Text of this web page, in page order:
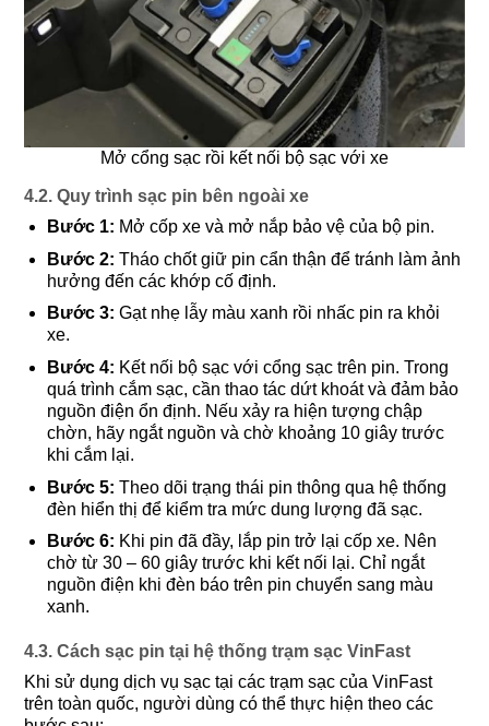
Mở cổng sạc rồi kết nối bộ sạc với xe
4.2. Quy trình sạc pin bên ngoài xe
Bước 1: Mở cốp xe và mở nắp bảo vệ của bộ pin.
Bước 2: Tháo chốt giữ pin cẩn thận để tránh làm ảnh
hưởng đến các khớp cố định.
Bước 3: Gạt nhẹ lẫy màu xanh rồi nhấc pin ra khỏi
xe.
Bước 4: Kết nối bộ sạc với cổng sạc trên pin. Trong
quá trình cắm sạc, cần thao tác dứt khoát và đảm bảo
nguồn điện ổn định. Nếu xảy ra hiện tượng chập
chờn, hãy ngắt nguồn và chờ khoảng 10 giây trước
khi cắm lại.
Bước 5: Theo dõi trạng thái pin thông qua hệ thống
đèn hiển thị để kiểm tra mức dung lượng đã sạc.
Bước 6: Khi pin đã đầy, lắp pin trở lại cốp xe. Nên
chờ từ 30 – 60 giây trước khi kết nối lại. Chỉ ngắt
nguồn điện khi đèn báo trên pin chuyển sang màu
xanh.
4.3. Cách sạc pin tại hệ thống trạm sạc VinFast
Khi sử dụng dịch vụ sạc tại các trạm sạc của VinFast
trên toàn quốc, người dùng có thể thực hiện theo các